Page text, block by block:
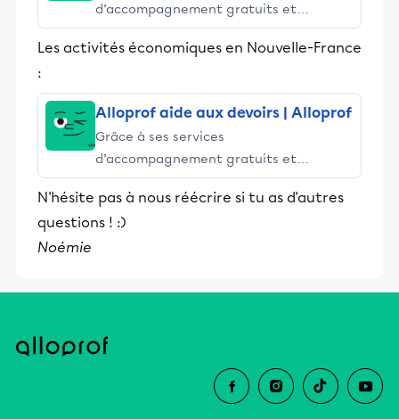
d’accompagnement gratuits et
stimulants, Alloprof engage les élèves
et leurs parents dans la réussite
Les activités économiques en Nouvelle-France
:
Alloprof aide aux devoirs | Alloprof
Grâce à ses services
d’accompagnement gratuits et
stimulants, Alloprof engage les élèves
et leurs parents dans la réussite
éducative.
N'hésite pas à nous réécrire si tu as d'autres
questions ! :)
Noémie